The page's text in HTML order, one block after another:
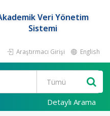
Veri Yönetim
Sistemi
Araştırmacı Girişi English
Detaylı Arama